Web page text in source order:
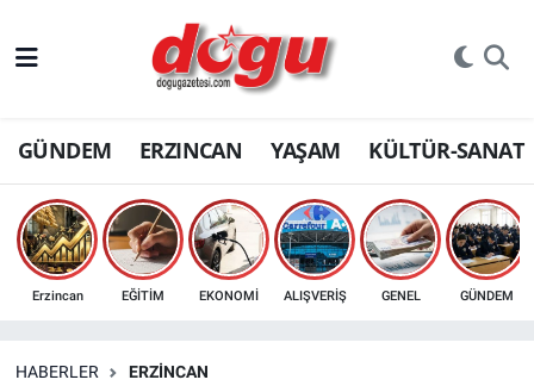
GÜNDEM ERZINCAN YAŞAM KÜLTÜR-SANAT
Erzincan EĞİTİM EKONOMİ ALIŞVERİŞ GENEL GÜNDEM
HABERLER ERZINCAN
ERZINCAN
GÜNDEM
ERZİNCAN FOTOĞRAFLARI
SAĞLIK